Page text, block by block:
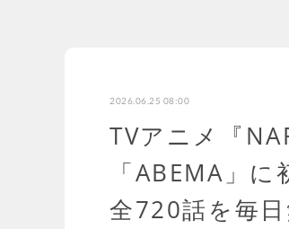
2026.06.25 08:00
TVアニメ『
「ABEMA」
全720話を毎